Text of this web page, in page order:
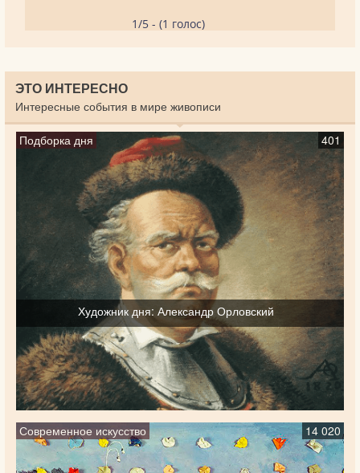
1/5 - (1 голос)
ЭТО ИНТЕРЕСНО
Интересные события в мире живописи
Подборка дня 401
Художник дня: Александр Орловский
Современное искусство 14 020